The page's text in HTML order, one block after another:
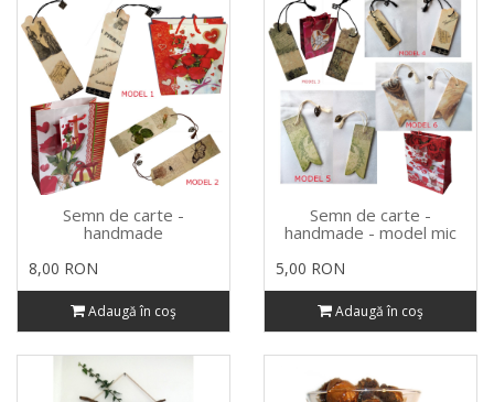
Semn de carte -
handmade
8,00 RON
Adaugă în coş
Semn de carte -
handmade - model mic
5,00 RON
Adaugă în coş